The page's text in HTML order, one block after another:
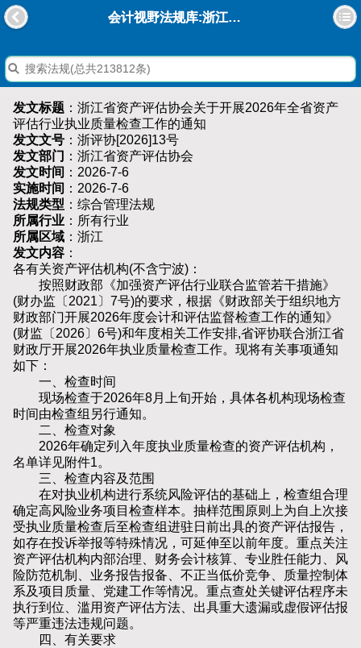
会计视野法规库:浙江省资产评估协会关于开展2026年全省资产评估行业执业质量检查工作的通知
发文标题 ：浙江省资产评估协会关于开展2026年全省资产
评估行业执业质量检查工作的通知
发文文号 ：浙评协[2026]13号
发文部门 ：浙江省资产评估协会
发文时间 ：2026-7-6
实施时间 ：2026-7-6
法规类型 ：综合管理法规
所属行业 ：所有行业
所属区域 ：浙江
发文内容 ：
各有关资产评估机构(不含宁波)：
按照财政部《加强资产评估行业联合监管若干措施》
(财办监〔2021〕7号)的要求，根据《财政部关于组织地方
财政部门开展2026年度会计和评估监督检查工作的通知》
(财监〔2026〕6号)和年度相关工作安排,省评协联合浙江省
财政厅开展2026年执业质量检查工作。现将有关事项通知
如下：
一、检查时间
现场检查于2026年8月上旬开始，具体各机构现场检查
时间由检查组另行通知。
二、检查对象
2026年确定列入年度执业质量检查的资产评估机构，
名单详见附件1。
三、检查内容及范围
在对执业机构进行系统风险评估的基础上，检查组合理
确定高风险业务项目检查样本。抽样范围原则上为自上次接
受执业质量检查后至检查组进驻日前出具的资产评估报告，
如存在投诉举报等特殊情况，可延伸至以前年度。重点关注
资产评估机构内部治理、财务会计核算、专业胜任能力、风
险防范机制、业务报告报备、不正当低价竞争、质量控制体
系及项目质量、党建工作等情况。重点查处关键评估程序未
执行到位、滥用资产评估方法、出具重大遗漏或虚假评估报
等严重违法违规问题。
四、有关要求